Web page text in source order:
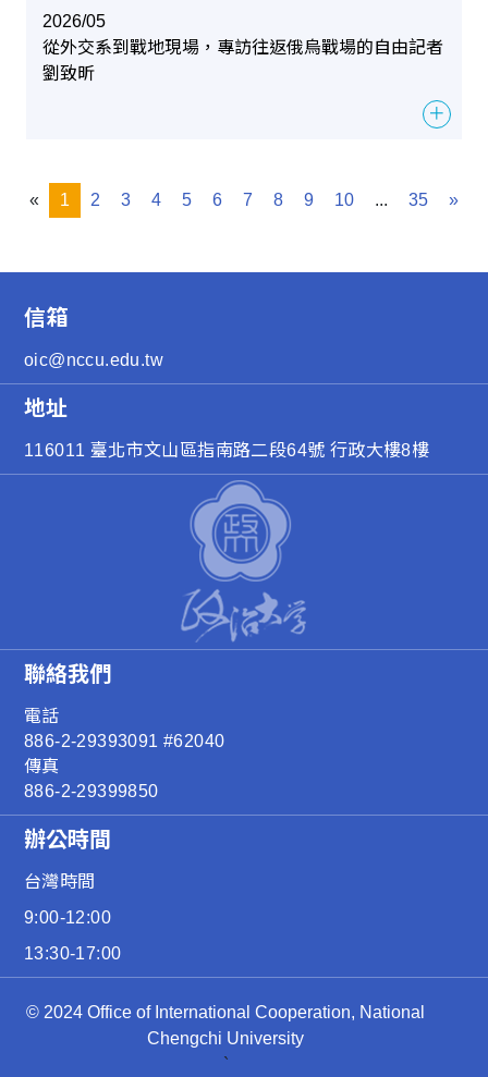
2026/05
從外交系到戰地現場，專訪往返俄烏戰場的自由記者
劉致昕
＋
« 1 2 3 4 5 6 7 8 9 10 ... 35 »
信箱
oic@nccu.edu.tw
地址
116011 臺北市文山區指南路二段64號 行政大樓8樓
聯絡我們
電話
886-2-29393091 #62040
傳真
886-2-29399850
辦公時間
台灣時間
9:00-12:00
13:30-17:00
© 2024 Office of International Cooperation, National
Chengchi University
`